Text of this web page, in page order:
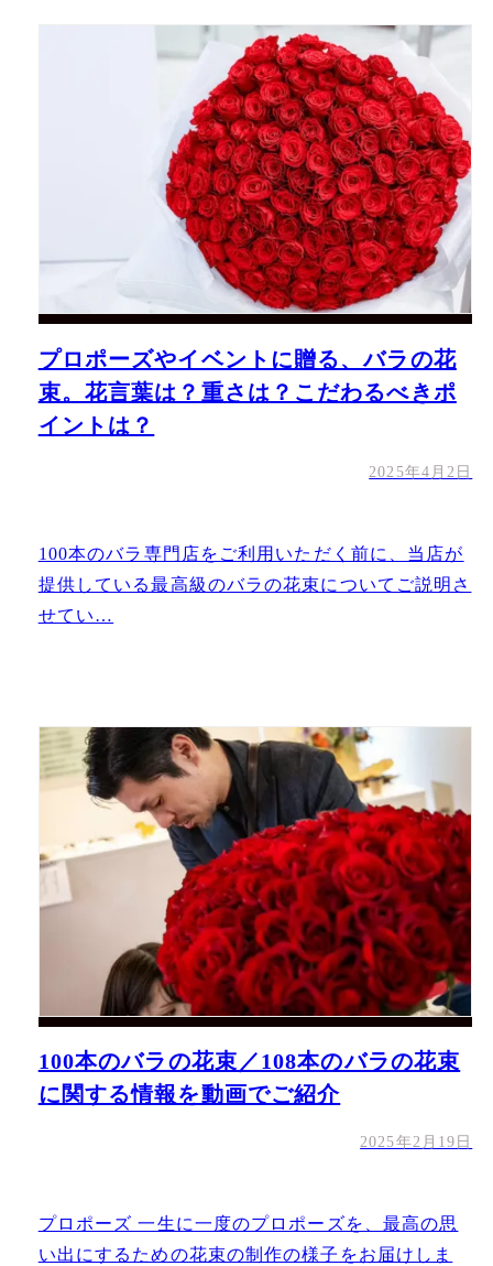
プロポーズやイベントに贈る、バラの花
束。花言葉は？重さは？こだわるべきポ
イントは？
2025年4月2日
100本のバラ専門店をご利用いただく前に、当店が
提供している最高級のバラの花束についてご説明さ
せてい…
100本のバラの花束／108本のバラの花束
に関する情報を動画でご紹介
2025年2月19日
プロポーズ 一生に一度のプロポーズを、最高の思
い出にするための花束の制作の様子をお届けしま